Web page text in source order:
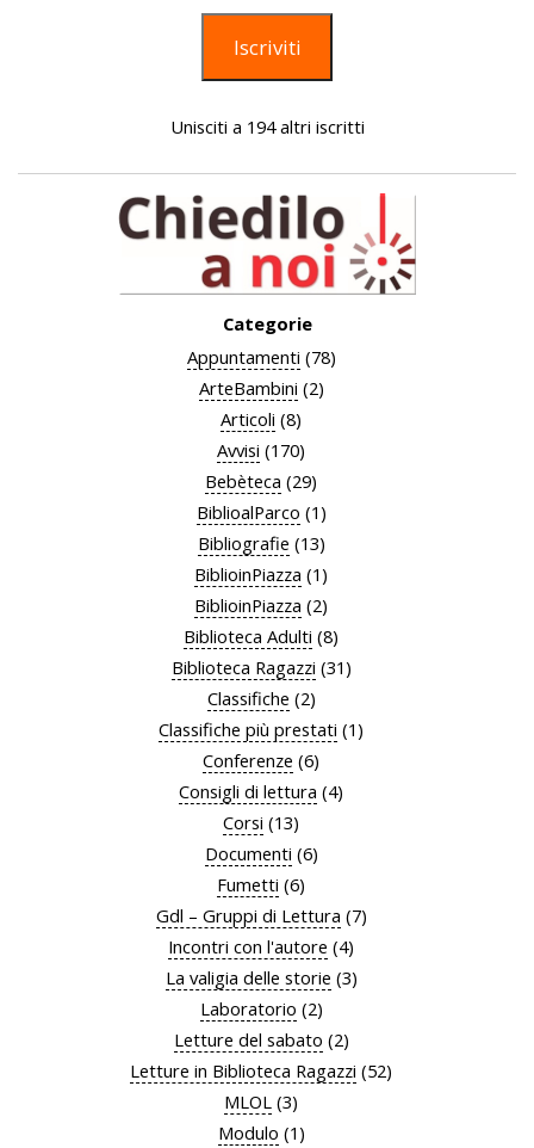
Iscriviti
Unisciti a 194 altri iscritti
Categorie
Appuntamenti (78)
ArteBambini (2)
Articoli (8)
Avvisi (170)
Bebèteca (29)
BiblioalParco (1)
Bibliografie (13)
BiblioinPiazza (1)
BiblioinPiazza (2)
Biblioteca Adulti (8)
Biblioteca Ragazzi (31)
Classifiche (2)
Classifiche più prestati (1)
Conferenze (6)
Consigli di lettura (4)
Corsi (13)
Documenti (6)
Fumetti (6)
Gdl – Gruppi di Lettura (7)
Incontri con l'autore (4)
La valigia delle storie (3)
Laboratorio (2)
Letture del sabato (2)
Letture in Biblioteca Ragazzi (52)
MLOL (3)
Modulo (1)